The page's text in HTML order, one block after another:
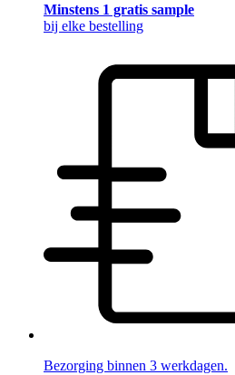
Minstens 1 gratis sample
bij elke bestelling
Bezorging binnen 3 werkdagen.